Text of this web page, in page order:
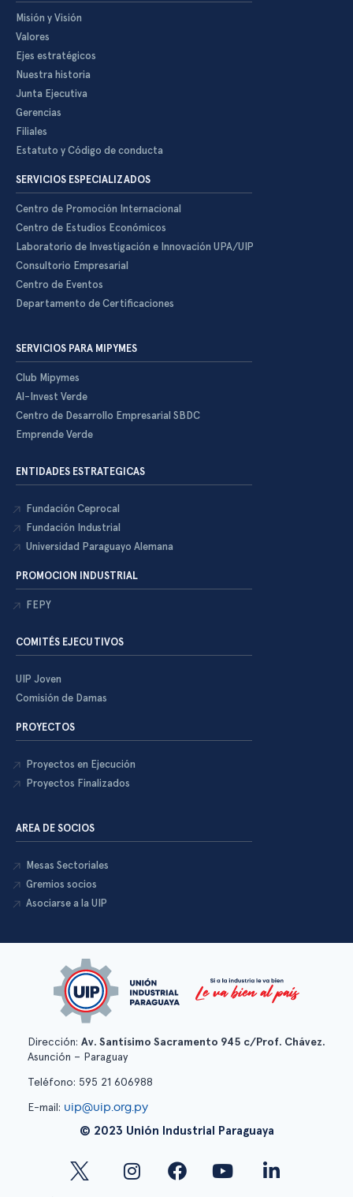
Misión y Visión
Valores
Ejes estratégicos
Nuestra historia
Junta Ejecutiva
Gerencias
Filiales
Estatuto y Código de conducta
SERVICIOS ESPECIALIZADOS
Centro de Promoción Internacional
Centro de Estudios Económicos
Laboratorio de Investigación e Innovación UPA/UIP
Consultorio Empresarial
Centro de Eventos
Departamento de Certificaciones
SERVICIOS PARA MIPYMES
Club Mipymes
Al-Invest Verde
Centro de Desarrollo Empresarial SBDC
Emprende Verde
ENTIDADES ESTRATEGICAS
Fundación Ceprocal
Fundación Industrial
Universidad Paraguayo Alemana
PROMOCION INDUSTRIAL
FEPY
COMITÉS EJECUTIVOS
UIP Joven
Comisión de Damas
PROYECTOS
Proyectos en Ejecución
Proyectos Finalizados
AREA DE SOCIOS
Mesas Sectoriales
Gremios socios
Asociarse a la UIP
Dirección: Av. Santísimo Sacramento 945 c/Prof. Chávez.
Asunción – Paraguay
Teléfono: 595 21 606988
E-mail: uip@uip.org.py
© 2023 Unión Industrial Paraguaya